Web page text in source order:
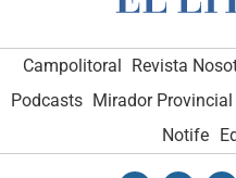
Campolitoral Revista
Podcasts Mirador Provincial
Notife